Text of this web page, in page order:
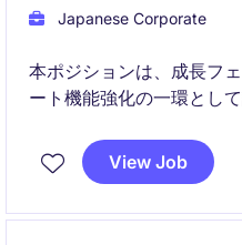
Japanese Corporate
本ポジションは、成長フ
ート機能強化の一環とし
経理業務を主軸にしなが
密に連携し、組織全体を
View Job